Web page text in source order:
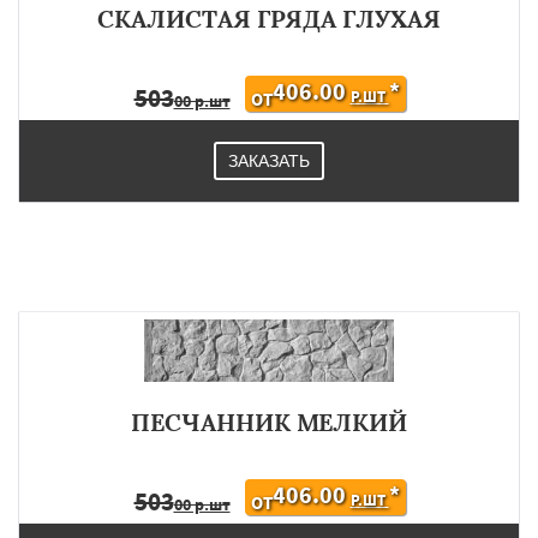
СКАЛИСТАЯ ГРЯДА ГЛУХАЯ
50300 р.шт ОТ406.00 Р.ШТ*
ЗАКАЗАТЬ
ПЕСЧАННИК МЕЛКИЙ
50300 р.шт ОТ406.00 Р.ШТ*